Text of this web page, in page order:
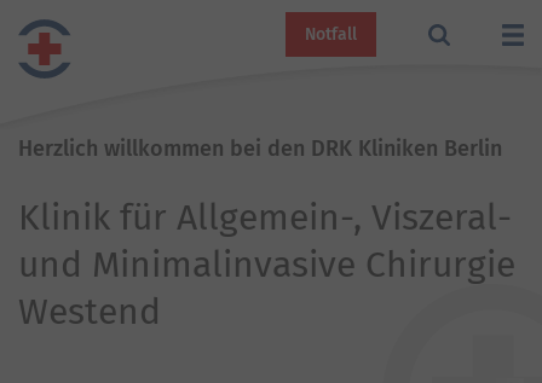
Notfall
Herzlich willkommen bei den DRK Kliniken Berlin
Klinik für Allgemein-, Viszeral-
und Minimalinvasive Chirurgie
Westend